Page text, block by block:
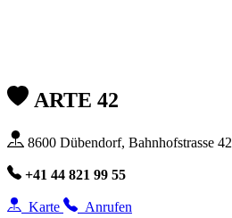
ARTE 42
8600 Dübendorf, Bahnhofstrasse 42
+41 44 821 99 55
Karte
Anrufen